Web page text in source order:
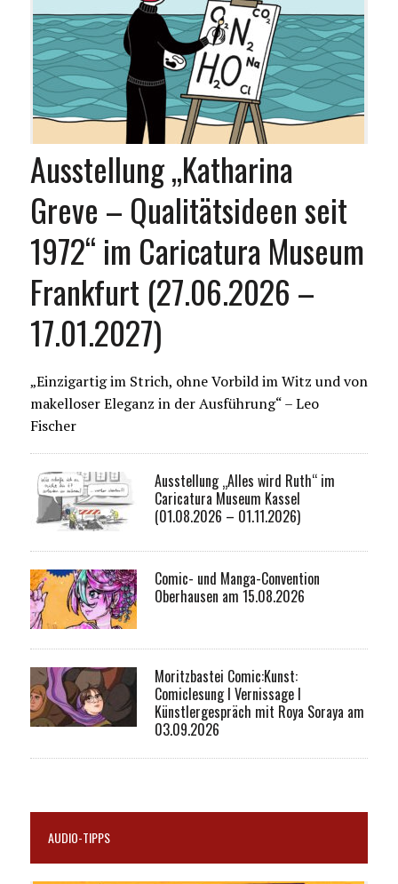
Ausstellung „Katharina
Greve – Qualitätsideen seit
1972“ im Caricatura Museum
Frankfurt (27.06.2026 –
17.01.2027)
„Einzigartig im Strich, ohne Vorbild im Witz und von
makelloser Eleganz in der Ausführung“ – Leo
Fischer
Ausstellung „Alles wird Ruth“ im
Caricatura Museum Kassel
(01.08.2026 – 01.11.2026)
Comic- und Manga-Convention
Oberhausen am 15.08.2026
Moritzbastei Comic:Kunst:
Comiclesung I Vernissage I
Künstlergespräch mit Roya Soraya am
03.09.2026
AUDIO-TIPPS